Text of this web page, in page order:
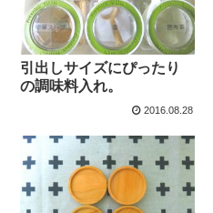
引出しサイズにぴったり
の調味料入れ。
2016.08.28